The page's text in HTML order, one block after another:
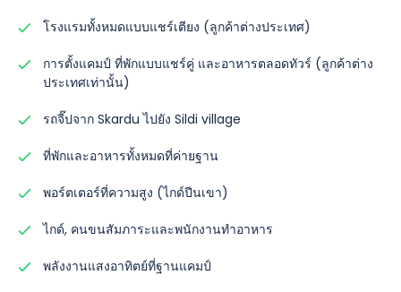
โรงแรมทั้งหมดแบบแชร์เตียง (ลูกค้าต่างประเทศ)
การตั้งแคมป์ ที่พักแบบแชร์คู่ และอาหารตลอดทัวร์ (ลูกค้าต่าง
ประเทศเท่านั้น)
รถจี๊ปจาก Skardu ไปยัง Sildi village
ที่พักและอาหารทั้งหมดที่ค่ายฐาน
พอร์ตเตอร์ที่ความสูง (ไกด์ปีนเขา)
ไกด์, คนขนสัมภาระและพนักงานทำอาหาร
พลังงานแสงอาทิตย์ที่ฐานแคมป์